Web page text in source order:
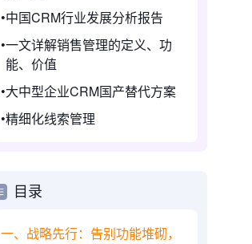
中国CRM行业发展分析报告
一文详解销售管理的定义、功
能、价值
大中型企业CRM国产替代方案
精细化线索管理
目录
一、战略先行：告别功能堆砌，